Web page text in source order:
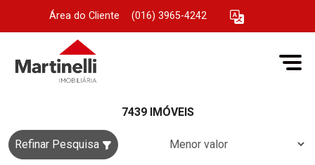
Área do Cliente (016) 3965-4242
7439 IMÓVEIS
Refinar Pesquisa